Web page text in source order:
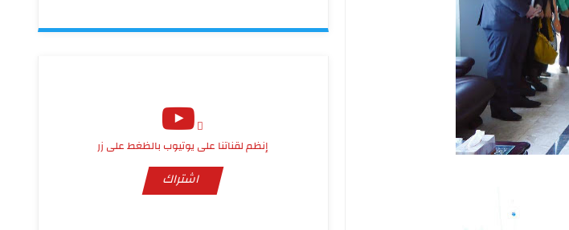
إنظم لقناتنا على يوتيوب بالظغط على زر
اشتراك